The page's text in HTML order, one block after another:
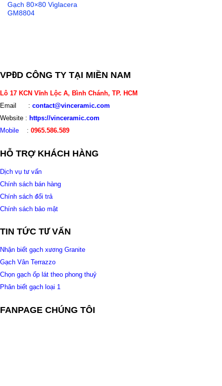
Gạch 80×80 Viglacera
GM8804
VPĐD CÔNG TY TẠI MIỀN NAM
Lô 17 KCN Vĩnh Lộc A, Bình Chánh, TP. HCM
Email : contact@vinceramic.com
Website : https://vinceramic.com
Mobile : 0965.586.589
HỖ TRỢ KHÁCH HÀNG
Dịch vụ tư vấn
Chính sách bán hàng
Chính sách đổi trả
Chính sách bảo mật
TIN TỨC TƯ VẤN
Nhận biết gạch xương Granite
Gạch Vân Terrazzo
Chọn gạch ốp lát theo phong thuỷ
Phân biết gạch loại 1
FANPAGE CHÚNG TÔI